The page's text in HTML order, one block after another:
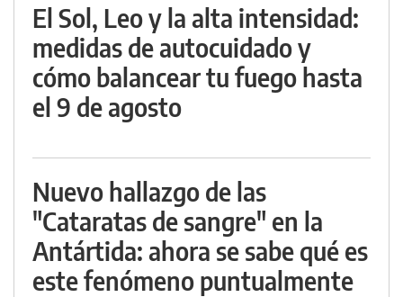
El Sol, Leo y la alta intensidad:
medidas de autocuidado y
cómo balancear tu fuego hasta
el 9 de agosto
Nuevo hallazgo de las
"Cataratas de sangre" en la
Antártida: ahora se sabe qué es
este fenómeno puntualmente